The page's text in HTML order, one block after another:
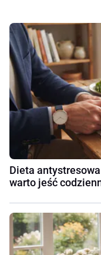
Dieta
warto jeść